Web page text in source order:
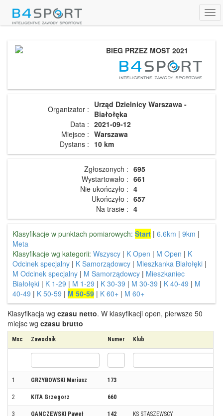
BIEG PRZEZ MOST 2021
Organizator : Urząd Dzielnicy Warszawa -
Białołęka
Data : 2021-09-12
Miejsce : Warszawa
Dystans : 10 km
Zgłoszonych : 695
Wystartowało : 661
Nie ukończyło : 4
Ukończyło : 657
Na trasie : 4
Klasyfikacje w punktach pomiarowych: Start | 6.6km | 9km |
Meta
Klasyfikacje wg kategorii: Wszyscy | K Open | M Open | K
Odcinek specjalny | K Samorządowcy | Mieszkanka Białołęki |
M Odcinek specjalny | M Samorządowcy | Mieszkaniec
Białołęki | K 1-29 | M 1-29 | K 30-39 | M 30-39 | K 40-49 | M
40-49 | K 50-59 | M 50-59 | K 60+ | M 60+
Klasyfikacja wg czasu netto. W klasyfikacji open, pierwsze 50
miejsc wg czasu brutto
Msc Zawodnik Numer Klub
1 GRZYBOWSKI Mariusz 173
2 KITA Grzegorz 660
3 GANCZEWSKI Paweł 142 KS STASZEWSCY